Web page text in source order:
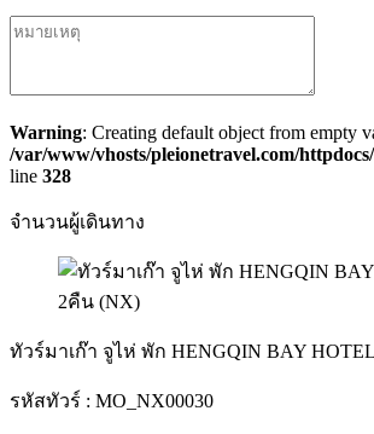
Warning: Creating default object from empty
/var/www/vhosts/pleionetravel.com/
line 328
จำนวนผู้เดินทาง
ทัวร์มาเก๊า จูไห่ พัก HENGQIN BAY
รหัสทัวร์ : MO_NX00030